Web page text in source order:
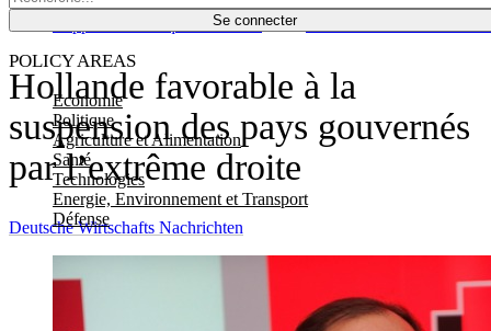
Se connecter
POLICY AREAS
Economie
Politique
Agriculture et Alimentation
Santé
Technologies
Energie, Environnement et Transport
Défense
Économie
Hollande favorable à la
suspension des pays gouvernés
par l’extrême droite
Deutsche Wirtschafts Nachrichten